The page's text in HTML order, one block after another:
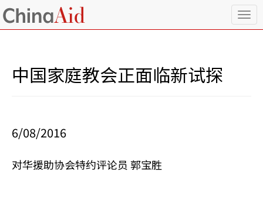
T
o
中国家庭教会正面临新试探
6/08/2016
对华援助协会特约评论员 郭宝胜